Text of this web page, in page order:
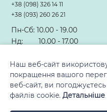
+38 (098) 326 14 11
+38 (093) 260 26 21
Пн-Сб: 10.00 - 19.00
Нд: 10.00 - 17.00
Наш веб-сайт
покращення вашого
веб-сайт, ви
файлів cookie.